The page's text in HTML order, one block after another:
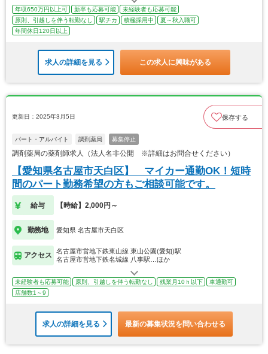
年収650万円以上可 新卒も応募可能
未経験者も応募可能
原則、引越しを伴う転勤なし
駅チカ 積極採用中
夏～秋入職可
年間休日120日以上
求人の詳細を見る この求人に興味がある
更新日：2025年3月5日 保存する
パート・アルバイト 調剤薬局 募集停止
調剤薬局の薬剤師求人（法人名非公開 ※詳細はお問合せください）
【愛知県名古屋市天白区】 マイカー通勤OK！短時
間のパート勤務希望の方もご相談可能です。
給与 【時給】2,000円～
勤務地 愛知県 名古屋市天白区
アクセス
名古屋市営地下鉄東山線 東山公園(愛知)駅
名古屋市営地下鉄名城線 八事駅…ほか
未経験者も応募可能 原則、引越しを伴う転勤なし 残業月10ｈ以下
車通勤可
店舗数1～9
求人の詳細を見る 最新の募集状況を問い合わせる